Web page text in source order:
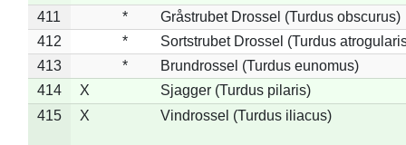
411
*
Gråstrubet Drossel (Turdus obscurus)
412
*
Sortstrubet Drossel (Turdus
413
*
Brundrossel (Turdus eunomus)
414
X
Sjagger (Turdus pilaris)
415
X Vindrossel (Turdus iliacus)